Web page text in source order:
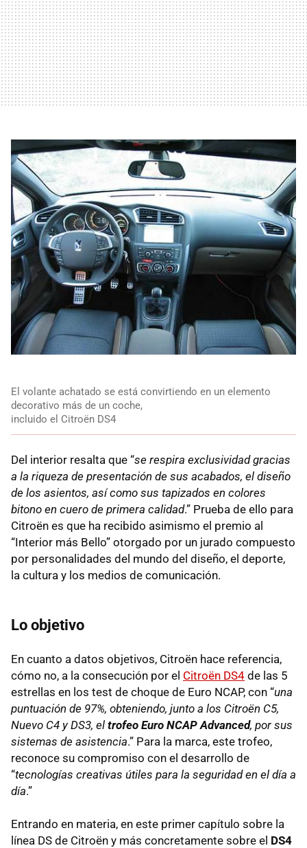
El volante achatado se está convirtiendo en un elemento
decorativo más de un coche,
incluido el Citroën DS4
Del interior resalta que “se respira exclusividad gracias
a la riqueza de presentación de sus acabados, el diseño
de los asientos, así como sus tapizados en colores
bitono en cuero de primera calidad.” Prueba de ello para
Citroën es que ha recibido asimismo el premio al
“Interior más Bello” otorgado por un jurado compuesto
por personalidades del mundo del diseño, el deporte,
la cultura y los medios de comunicación.
Lo objetivo
En cuanto a datos objetivos, Citroën hace referencia,
cómo no, a la consecución por el Citroën DS4 de las 5
estrellas en los test de choque de Euro NCAP, con “una
puntuación de 97%, obteniendo, junto a los Citroën C5,
Nuevo C4 y DS3, el trofeo Euro NCAP Advanced, por sus
sistemas de asistencia.” Para la marca, este trofeo,
reconoce su compromiso con el desarrollo de
“tecnologías creativas útiles para la seguridad en el día a
día.”
Entrando en materia, en este primer capítulo sobre la
línea DS de Citroën y más concretamente sobre el DS4